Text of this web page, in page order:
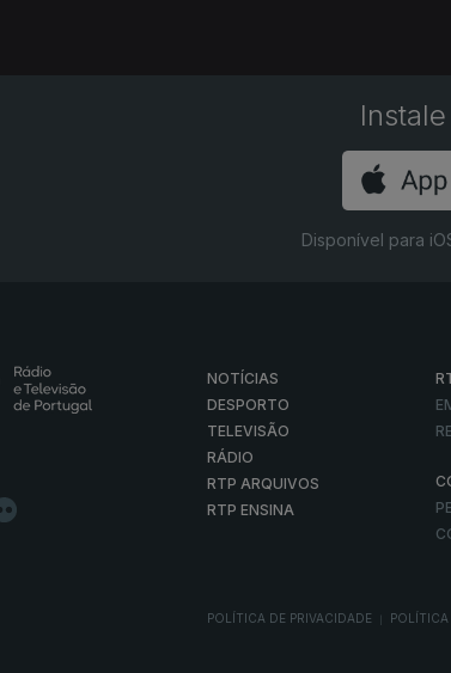
Disponível para
NOTÍCIAS
DESPORTO
TELEVISÃO
RÁDIO
RTP ARQUIVOS
RTP ENSINA
POLÍTICA DE PRIVACIDADE